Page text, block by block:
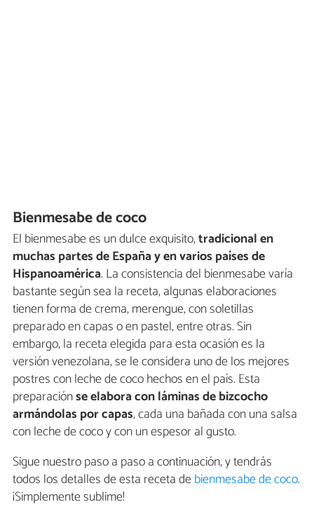
Bienmesabe de coco
El bienmesabe es un dulce exquisito,tradicional en
muchas partes de España y en varios países de
Hispanoamérica. La consistencia del bienmesabe varía
bastante según sea la receta, algunas elaboraciones
tienen forma de crema, merengue, con soletillas
preparado en capas o en pastel, entre otras. Sin
embargo, la receta elegida para esta ocasión es la
versión venezolana, se le considera uno de los mejores
postres con leche de coco hechos en el país. Esta
preparaciónse elabora con láminas de bizcocho
armándolas por capas, cada una bañada con una salsa
con leche de coco y con un espesor al gusto.
Sigue nuestro paso a paso a continuación, y tendrás
todos los detalles de esta receta debienmesabe de coco.
¡Simplemente sublime!